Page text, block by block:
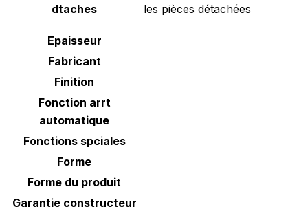
dtaches
les pièces détachées
Epaisseur
Fabricant
Finition
Fonction arrt
automatique
Fonctions spciales
Forme
Forme du produit
Garantie constructeur